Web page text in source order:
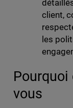
client,
les
vous